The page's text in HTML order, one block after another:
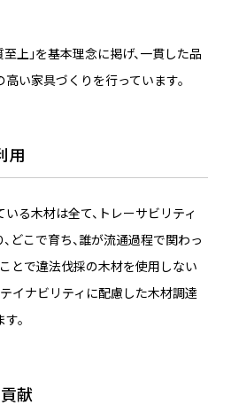
至上」を基本理念に掲げ、一貫した品
い家具づくりを行っています。
用
る木材は全て、トレーサビリティ
どこで育ち、誰が流通過程で関わっ
とで違法伐採の木材を使用しない
イナビリティに配慮した木材調達
。
献